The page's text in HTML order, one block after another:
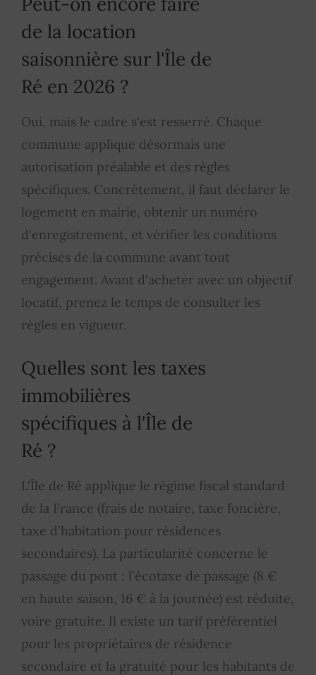
de la location
saisonnière sur l'Île de
Ré en 2026 ?
Oui, mais le cadre s'est resserré. Chaque
commune applique désormais une
autorisation préalable et des règles
spécifiques. Concrètement, il faut déclarer le
logement en mairie, obtenir un numéro
d'enregistrement, et vérifier les conditions
précises de la commune avant tout
engagement. Avant d'acheter avec un objectif
locatif, prenez le temps de consulter les
règles en vigueur.
Quelles sont les taxes
immobilières
spécifiques à l'Île de
Ré ?
L'Île de Ré applique le régime fiscal standard
de la France (frais de notaire, taxe foncière,
taxe d'habitation pour résidences
secondaires). La particularité concerne le
passage du pont : l'écotaxe de passage (8 €
en haute saison, 16 € à la journée) est réduite,
voire gratuite. Il existe un tarif préférentiel
pour les propriétaires de résidence
secondaire et la gratuité pour les habitants de